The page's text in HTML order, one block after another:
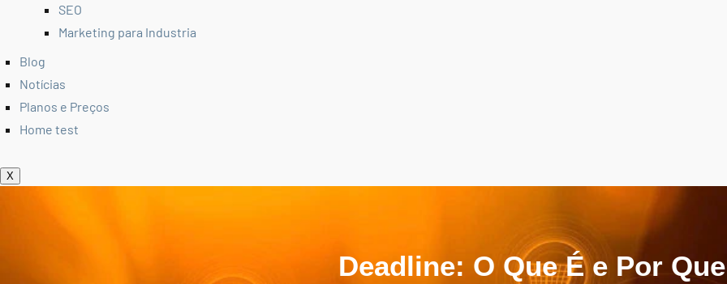
SEO
Marketing para Industria
Blog
Notícias
Planos e Preços
Home test
X
Deadline: O Que É e Por